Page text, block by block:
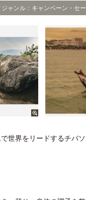
ャンル：キャンペーン・セ
世界をリードするチバ